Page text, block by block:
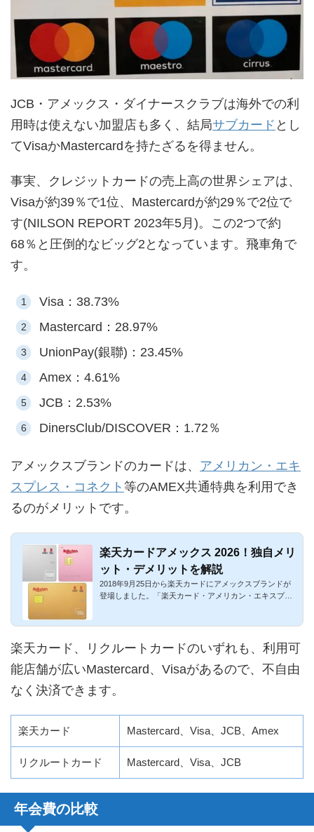
JCB・アメックス・ダイナースクラブは海外での利
用時は使えない加盟店も多く、結局サブカード とし
てVisaかMastercardを持たざるを得ません。
事実、クレジットカードの売上高の世界シェアは、
Visaが約39％で1位、Mastercardが約29％で2位で
す(NILSON REPORT 2023年5月)。この2つで約
68％と圧倒的なビッグ2となっています。飛車角で
す。
Visa：38.73%
Mastercard：28.97%
UnionPay(銀聯)：23.45%
Amex：4.61%
JCB：2.53%
DinersClub/DISCOVER：1.72％
アメックスブランドのカードは、 アメリカン・エキ
スプレス・コネクト 等のAMEX共通特典を利用でき
るのがメリットです。
楽天カードアメックス 2026！独自メリ
ット・デメリットを解説
2018年9月25日から楽天カードにアメックスブランドが
登場しました。「楽天カード・アメリカン・エキスプレ
楽天カード、リクルートカードのいずれも、利用可
能店舗が広いMastercard、Visaがあるので、不自由
なく決済できます。
楽天カード Mastercard、Visa、JCB、Amex
リクルートカード Mastercard、Visa、JCB
年会費の比較